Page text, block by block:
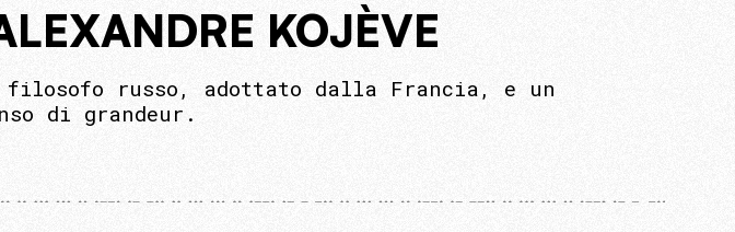
KOJÈVE
russo, adottato dalla Francia, e un
di grandeur.